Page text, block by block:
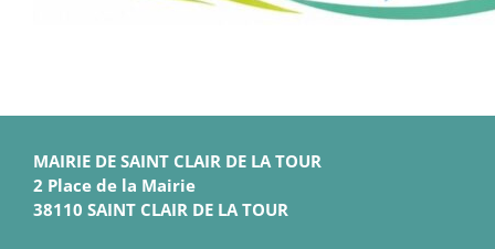
MAIRIE DE SAINT CLAIR DE LA TOUR
2 Place de la Mairie
38110 SAINT CLAIR DE LA TOUR